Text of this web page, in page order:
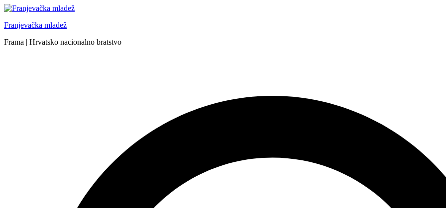
Skip
content
Franjevačka mladež
Frama | Hrvatsko nacionalno bratstvo